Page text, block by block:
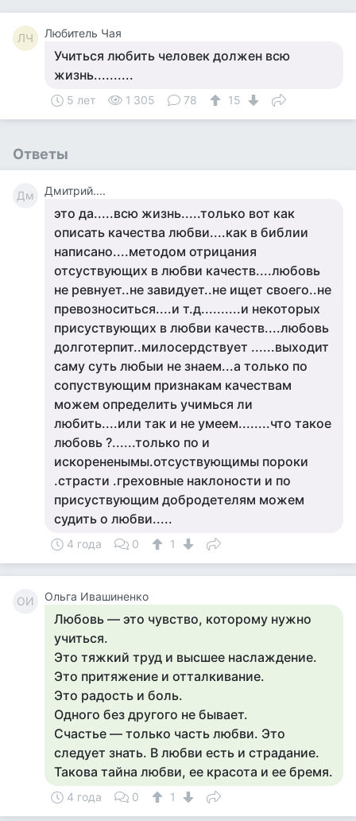
ЛЧ Любитель Чая
Учиться любить человек должен всю
жизнь..........
5 лет 1 305 78 15
Ответы
Дм Дмитрий....
это да.....всю жизнь.....только вот как
описать качества любви....как в библии
написано....методом отрицания
отсуствующих в любви качеств....любовь
не ревнует..не завидует..не ищет своего..не
превозноситься....и т.д..........и некоторых
присуствующих в любви качеств....любовь
долготерпит..милосердствует ......выходит
саму суть любыи не знаем...а только по
сопуствующим признакам качествам
можем определить учимься ли
любить....или так и не умеем........что такое
любовь ?......только по и
искорененымы.отсуствующимы пороки
.страсти .греховные наклоности и по
присуствующим добродетелям можем
судить о любви.....
4 года 0 1
ОИ Ольга Ивашиненко
Любовь — это чувство, которому нужно
учиться.
Это тяжкий труд и высшее наслаждение.
Это притяжение и отталкивание.
Это радость и боль.
Одного без другого не бывает.
Счастье — только часть любви. Это
следует знать. В любви есть и страдание.
Такова тайна любви, ее красота и ее бремя.
4 года 0 1